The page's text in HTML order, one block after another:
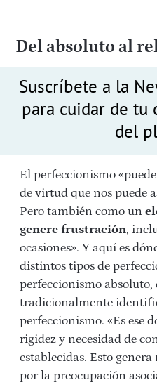
Del absoluto al
Suscríbete a la
para cuidar de tu
del
El perfeccionismo
de virtud que nos puede
Pero también como un
genere frustración,
ocasiones». Y aquí es
distintos tipos de
perfeccionismo absoluto,
tradicionalmente
perfeccionismo. «Es ese
rigidez y necesidad de
establecidas. Esto
por la preocupación